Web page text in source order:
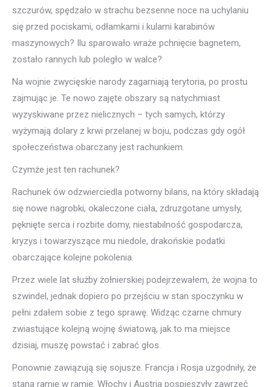
szczurów, spędzało w strachu bezsenne noce na uchylaniu
się przed pociskami, odłamkami i kulami karabinów
maszynowych? Ilu sparowało wraże pchnięcie bagnetem,
zostało rannych lub poległo w walce?
Na wojnie zwycięskie narody zagarniają terytoria, po prostu
zajmując je. Te nowo zajęte obszary są natychmiast
wyzyskiwane przez nielicznych – tych samych, którzy
wyżymają dolary z krwi przelanej w boju, podczas gdy ogół
społeczeństwa obarczany jest rachunkiem.
Czymże jest ten rachunek?
Rachunek ów odzwierciedla potworny bilans, na który składają
się nowe nagrobki, okaleczone ciała, zdruzgotane umysły,
pęknięte serca i rozbite domy, niestabilność gospodarcza,
kryzys i towarzyszące mu niedole, drakońskie podatki
obarczające kolejne pokolenia.
Przez wiele lat służby żołnierskiej podejrzewałem, że wojna to
szwindel, jednak dopiero po przejściu w stan spoczynku w
pełni zdałem sobie z tego sprawę. Widząc czarne chmury
zwiastujące kolejną wojnę światową, jak to ma miejsce
dzisiaj, muszę powstać i zabrać głos.
Ponownie zawiązują się sojusze. Francja i Rosja uzgodniły, że
staną ramię w ramię. Włochy i Austria pospieszyły zawrzeć